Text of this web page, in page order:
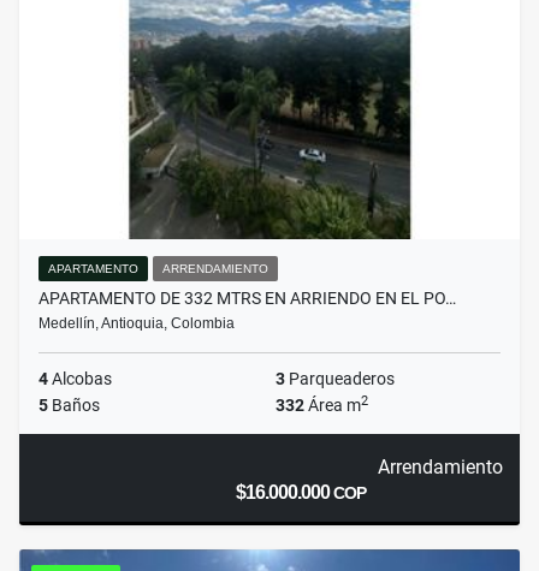
APARTAMENTO ARRENDAMIENTO
APARTAMENTO DE 332 MTRS EN ARRIENDO EN EL PO…
Medellín, Antioquia, Colombia
4Alcobas 3 Parqueaderos
5 Baños 332Área m2
Arrendamiento
$16.000.000COP